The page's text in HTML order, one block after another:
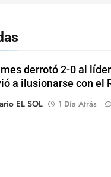
derrotó 2-0 al
a ilusionarse con el
EL SOL
1 Día Atrás